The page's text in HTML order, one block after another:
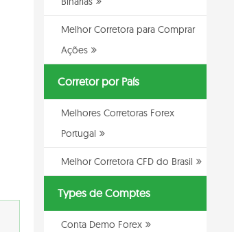
Melhor Corretora para Comprar
Ações
Corretor por País
Melhores Corretoras Forex
Portugal
Melhor Corretora CFD do Brasil
Types de Comptes
Conta Demo Forex